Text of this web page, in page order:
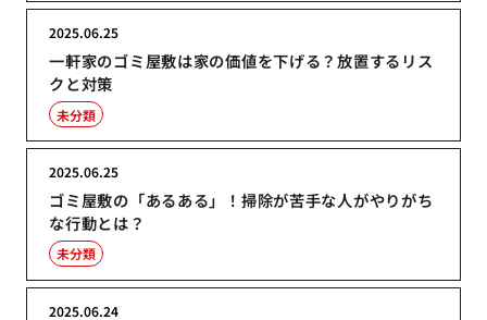
一軒家のゴミ屋敷は家の価値を下げる？放置するリス
クと対策
2025.06.25
未分類
ゴミ屋敷の「あるある」！掃除が苦手な人がやりがち
な行動とは？
2025.06.25
未分類
2025.06.24